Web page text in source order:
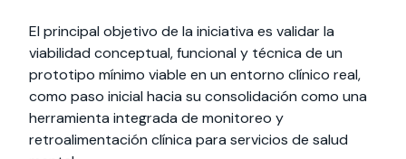
El principal objetivo de la iniciativa es validar la
viabilidad conceptual, funcional y técnica de un
prototipo mínimo viable en un entorno clínico real,
como paso inicial hacia su consolidación como una
herramienta integrada de monitoreo y
retroalimentación clínica para servicios de salud